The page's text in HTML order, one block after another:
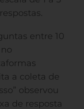
entre 10
a coleta de
observou
de resposta